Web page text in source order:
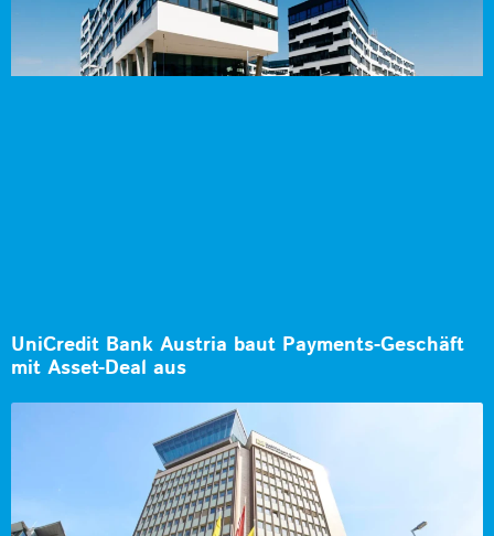
UniCredit Bank Austria baut Payments-Geschäft
mit Asset-Deal aus